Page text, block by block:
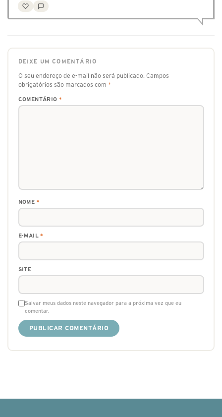
DEIXE UM COMENTÁRIO
O seu endereço de e-mail não será publicado. Campos
obrigatórios são marcados com *
COMENTÁRIO *
NOME *
E-MAIL*
SITE
Salvar meus dados neste navegador para a próxima vez que eu
comentar.